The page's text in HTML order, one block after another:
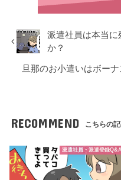
派遣社員は本当
か？
旦那のお小遣いはボー
RECOMMEND こちらの
派遣社員・派遣登録Q&A